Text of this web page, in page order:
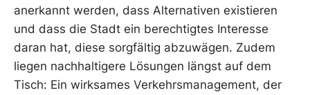
anerkannt werden, dass Alternativen existieren
und dass die Stadt ein berechtigtes Interesse
daran hat, diese sorgfältig abzuwägen. Zudem
liegen nachhaltigere Lösungen längst auf dem
Tisch: Ein wirksames Verkehrsmanagement, der